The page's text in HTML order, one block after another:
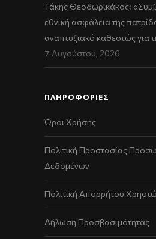
Τάκης Θεοδωρικάκος:
εθνική ασφάλεια της
αναπτυξιακό καθεστώς για
7 Αυγούστου, 2026
ΠΛΗΡΟΦΟΡΙΕΣ
Όροι Χρήσης
Πολιτική Προστασίας
Δεδομένων
Πολιτική Απορρήτου
Δήλωση Προσβασιμότητας